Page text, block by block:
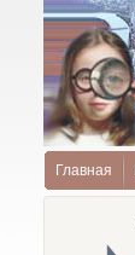
Главная